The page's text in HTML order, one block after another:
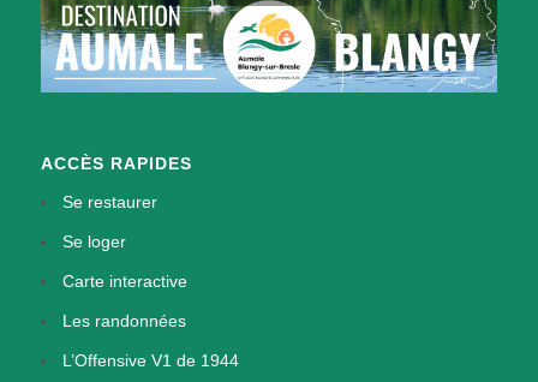
ACCÈS RAPIDES
Se restaurer
Se loger
Carte interactive
Les randonnées
L’Offensive V1 de 1944